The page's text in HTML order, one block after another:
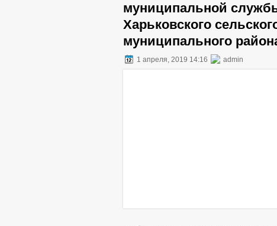
муниципальной
Харьковского
муниципального
1 апреля, 2019 14:16 admin